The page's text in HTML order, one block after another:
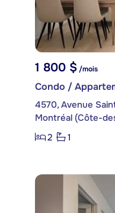
1 800 $/mois
Condo /
4570, Avenue
2
1